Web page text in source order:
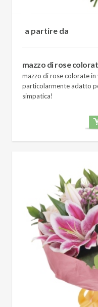
a partire da
mazzo di rose
mazzo di rose colorate
particolarmente adatto
simpatica!